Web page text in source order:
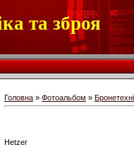
та зброя
Головна » Фотоальбом »
Hetzer